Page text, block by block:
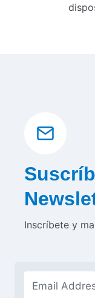
Inscríbete y